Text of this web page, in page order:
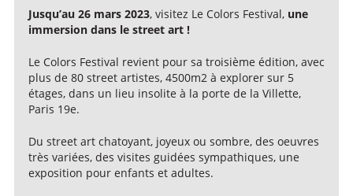
Jusqu’au 26 mars 2023, visitez Le Colors Festival, une
immersion dans le street art !
Le Colors Festival revient pour sa troisième édition, avec
plus de 80 street artistes, 4500m2 à explorer sur 5
étages, dans un lieu insolite à la porte de la Villette,
Paris 19e.
Du street art chatoyant, joyeux ou sombre, des oeuvres
très variées, des visites guidées sympathiques, une
exposition pour enfants et adultes.